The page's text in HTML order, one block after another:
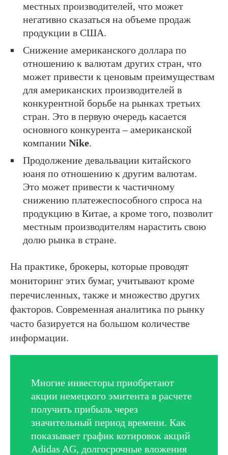
местных производителей, что может
негативно сказаться на объеме продаж
продукции в США.
Снижение американского доллара по
отношению к валютам других стран, что
может привести к ценовым преимуществам
для американских производителей в
конкурентной борьбе на рынках третьих
стран. Это в первую очередь касается
основного конкурента – американской
компании Nike.
Продолжение девальвации китайского
юаня по отношению к другим валютам.
Это может привести к частичному
снижению платежеспособного спроса на
продукцию в Китае, а кроме того, позволит
местным производителям нарастить свою
долю рынка в стране.
На практике, брокеры, которые проводят
мониторинг этих бумаг, учитывают кроме
перечисленных, также и множество других
факторов. Современная аналитика по рынку
часто базируется на большом количестве
информации.
Многие инвесторы приобретают
акции немецкого эмитента в расчете
получить прибыль через
значительный период времени. Как
показывает график котировок акций
Adidas AG, долгосрочные вложения